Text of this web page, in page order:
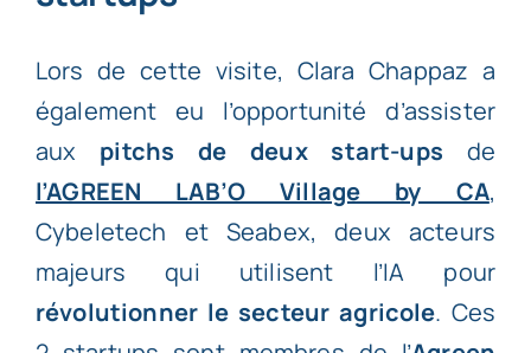
Lors de cette visite, Clara Chappaz a
également eu l’opportunité d’assister
aux pitchs de deux start-ups de
l’AGREEN LAB’O Village by CA,
Cybeletech et Seabex, deux acteurs
majeurs qui utilisent l’IA pour
révolutionner le secteur agricole. Ces